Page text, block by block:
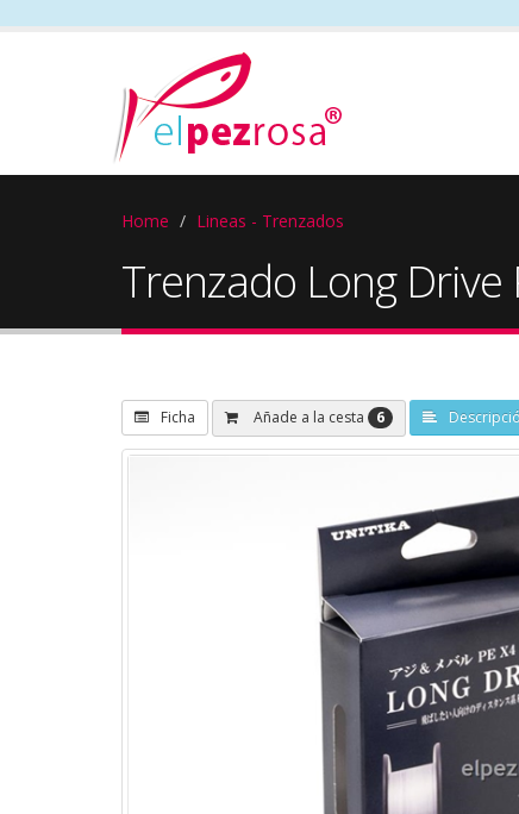
Home Lineas - Trenzados
Trenzado Long Drive
Ficha Añade a la cesta 6